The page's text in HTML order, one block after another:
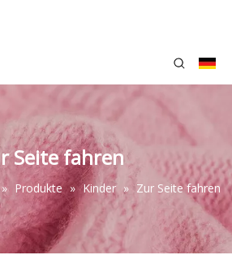
Seite fahren
» Produkte » Kinder » Zur Seite fahren